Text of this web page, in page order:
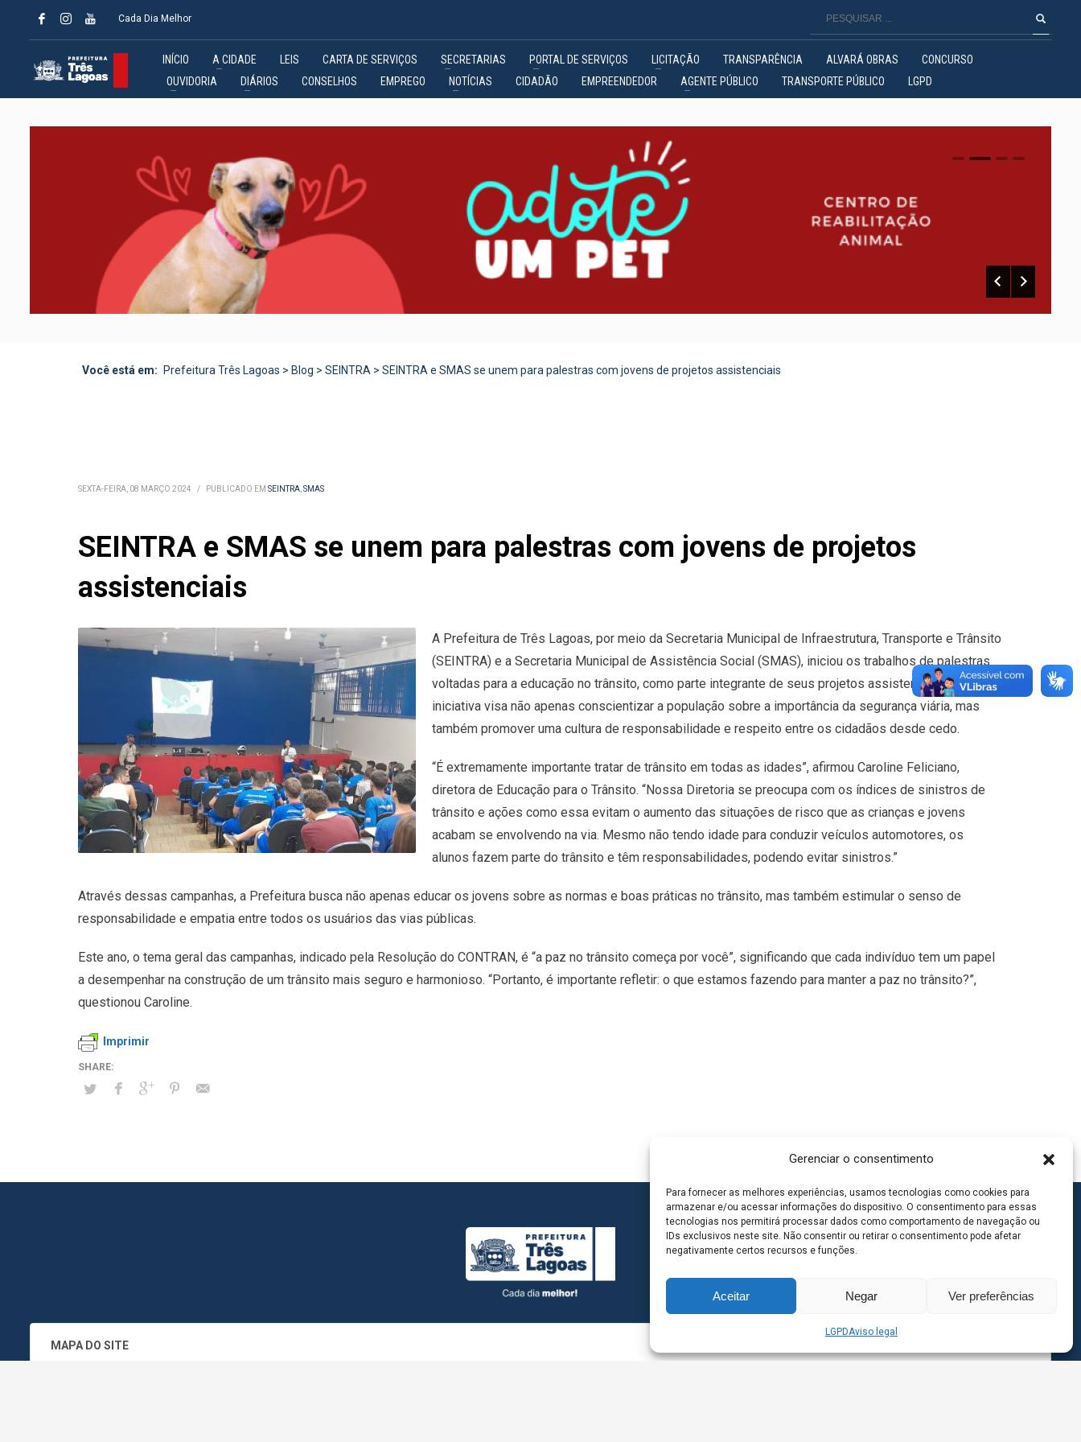
Gerenciar o consentimento
Para fornecer as melhores experiências, usamos tecnologias como cookies para
armazenar e/ou acessar informações do dispositivo. O consentimento para essas
tecnologias nos permitirá processar dados como comportamento de navegação ou
IDs exclusivos neste site. Não consentir ou retirar o consentimento pode afetar
negativamente certos recursos e funções.
Aceitar Negar Ver preferências
LGPDAviso legal
Cada Dia Melhor
INÍCIO A CIDADE LEIS CARTA DE SERVIÇOS SECRETARIAS PORTAL DE SERVIÇOS LICITAÇÃO TRANSPARÊNCIA ALVARÁ OBRAS
CONCURSO
OUVIDORIA
DIÁRIOS CONSELHOS EMPREGO NOTÍCIAS CIDADÃO EMPREENDEDOR AGENTE PÚBLICO TRANSPORTE PÚBLICO LGPD
0 1 2
Você está em: Prefeitura Três Lagoas > Blog > SEINTRA > SEINTRA e SMAS se unem para palestras com jovens de projetos assistenciais
SEXTA-FEIRA, 08 MARÇO 2024 / PUBLICADO EM SEINTRA,SMAS
SEINTRA e SMAS se unem para palestras com jovens de projetos
assistenciais
A Prefeitura de Três Lagoas, por meio da Secretaria Municipal de Infraestrutura, Transporte e Trânsito
(SEINTRA) e a Secretaria Municipal de Assistência Social (SMAS), iniciou os trabalhos de palestras
voltadas para a educação no trânsito, como parte integrante de seus projetos assistenciais. Essa
iniciativa visa não apenas conscientizar a população sobre a importância da segurança viária, mas
também promover uma cultura de responsabilidade e respeito entre os cidadãos desde cedo.
“É extremamente importante tratar de trânsito em todas as idades”, afirmou Caroline Feliciano,
diretora de Educação para o Trânsito. “Nossa Diretoria se preocupa com os índices de sinistros de
trânsito e ações como essa evitam o aumento das situações de risco que as crianças e jovens
acabam se envolvendo na via. Mesmo não tendo idade para conduzir veículos automotores, os
alunos fazem parte do trânsito e têm responsabilidades, podendo evitar sinistros.”
Através dessas campanhas, a Prefeitura busca não apenas educar os jovens sobre as normas e boas práticas no trânsito, mas também estimular o senso de
responsabilidade e empatia entre todos os usuários das vias públicas.
Este ano, o tema geral das campanhas, indicado pela Resolução do CONTRAN, é “a paz no trânsito começa por você”, significando que cada indivíduo tem um papel
a desempenhar na construção de um trânsito mais seguro e harmonioso. “Portanto, é importante refletir: o que estamos fazendo para manter a paz no trânsito?”,
questionou Caroline.
Imprimir
MAPA DO SITE